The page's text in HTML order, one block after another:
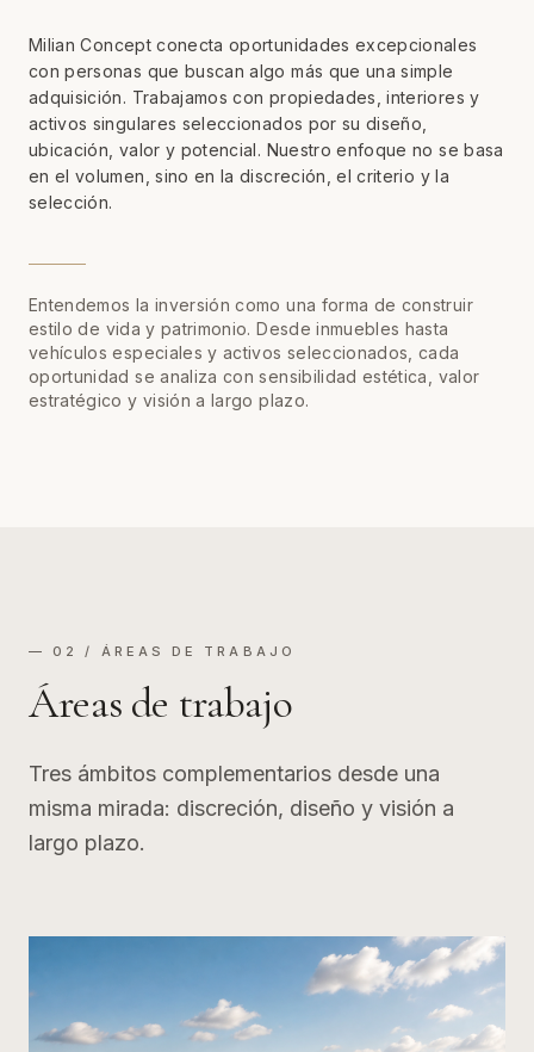
Milian Concept conecta oportunidades excepcionales
con personas que buscan algo más que una simple
adquisición. Trabajamos con propiedades, interiores y
activos singulares seleccionados por su diseño,
ubicación, valor y potencial. Nuestro enfoque no se basa
en el volumen, sino en la discreción, el criterio y la
selección.
Entendemos la inversión como una forma de construir
estilo de vida y patrimonio. Desde inmuebles hasta
vehículos especiales y activos seleccionados, cada
oportunidad se analiza con sensibilidad estética, valor
estratégico y visión a largo plazo.
— 02 / ÁREAS DE TRABAJO
Áreas de trabajo
Tres ámbitos complementarios desde una
misma mirada: discreción, diseño y visión a
largo plazo.